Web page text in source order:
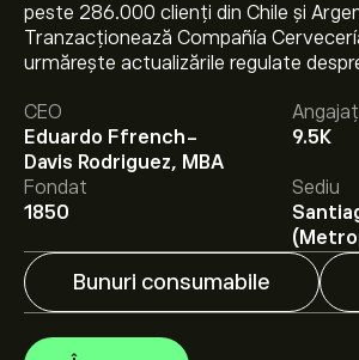
peste 286.000 clienți din Chile și
Tranzacționează Compañía
urmărește actualizările regulate
CEO
Eduardo Ffrench-
Davis Rodriguez, MBA
9.5K
Fondat
1850
Sediu
Bunuri consumabile
Prețul actual al acțiunilor CCU este
Prețul țintă mediu pentru acțiunile Cia
unidas-ADR este 11.95‎$‎.
Creează-ți
pentru previziunile analiștilor și ținte
Analiștii oferă previziuni pentru
unidas-ADR bazate pe tendințele
financiare și creșterea estimată.